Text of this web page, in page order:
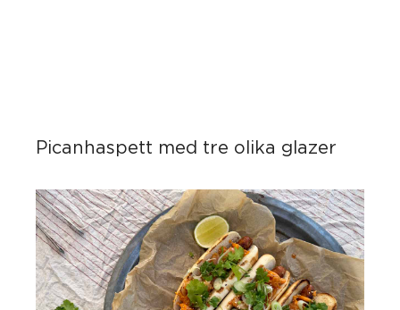
Picanhaspett med tre olika glazer